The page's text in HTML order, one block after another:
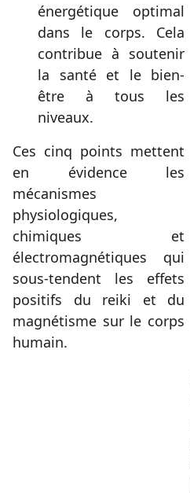
énergétique optimal
dans le corps. Cela
contribue à soutenir
la santé et le bien-
être à tous les
niveaux.
Ces cinq points mettent
en évidence les
mécanismes
physiologiques,
chimiques et
électromagnétiques qui
sous-tendent les effets
positifs du reiki et du
magnétisme sur le corps
humain.